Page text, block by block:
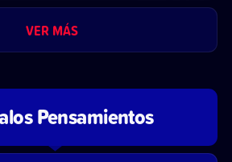
VER MÁS
Pensamientos